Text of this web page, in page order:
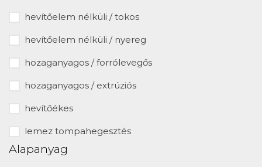
hevítőelem nélküli / tokos
hevítőelem nélküli / nyereg
hozaganyagos / forrólevegős
hozaganyagos / extrúziós
hevítőékes
lemez tompahegesztés
Alapanyag